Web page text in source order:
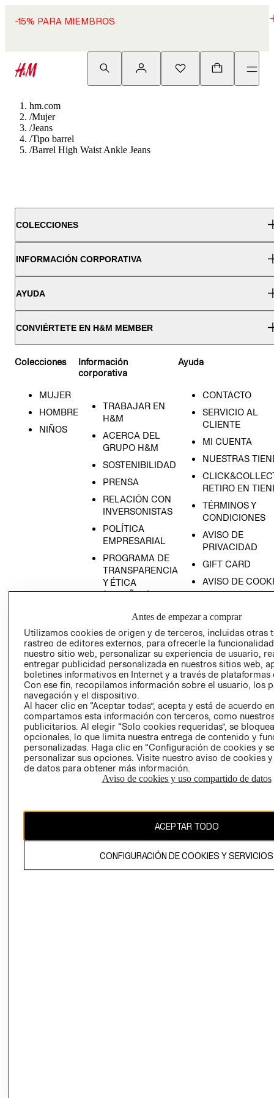
-15% PARA MIEMBROS
hm.com
/Mujer
/Jeans
/Tipo barrel
/Barrel High Waist Ankle Jeans
COLECCIONES
INFORMACIÓN CORPORATIVA
AYUDA
CONVIÉRTETE EN H&M MEMBER
Colecciones
MUJER
HOMBRE
NIÑOS
Información
corporativa
TRABAJAR EN
H&M
ACERCA DEL
GRUPO H&M
SOSTENIBILIDAD
PRENSA
RELACIÓN CON
INVERSONISTAS
POLÍTICA
EMPRESARIAL
PROGRAMA DE
TRANSPARENCIA
Y ÉTICA
(ESPAÑOL)
PROGRAMA DE
Y ÉTICA (INGLÉS)
Ayuda
CONTACTO
SERVICIO AL
CLIENTE
MI CUENTA
NUESTRAS
RETIRO EN
TÉRMINOS Y
CONDICIONES
AVISO DE
PRIVACIDAD
GIFT CARD
AVISO DE
COMERCIO - SIC
PETICIONES
QUEJAS Y
RECLAMOS
Colombia ($)
CAMBIAR REGIÓN
El contenido de esta página web está protegido por copyright y es
Antes de empezar a comprar
Utilizamos cookies de origen y de terceros, incluidas otras
rastreo de editores externos, para ofrecerle la
nuestro sitio web, personalizar su experiencia de usuario,
entregar publicidad personalizada en nuestros sitios web,
boletines informativos en Internet y a través de plataformas
Con ese fin, recopilamos información sobre el usuario, los
navegación y el dispositivo.
Al hacer clic en “Aceptar todas”, acepta y está de acuerdo
compartamos esta información con terceros, como
publicitarios. Al elegir “Solo cookies requeridas”, se
opcionales, lo que limita nuestra entrega de contenido y
personalizadas. Haga clic en “Configuración de cookies y
personalizar sus opciones. Visite nuestro aviso de cookies
de datos para obtener más información.
Aviso de cookies y uso compartido de datos
ACEPTAR TODO
CONFIGURACIÓN DE COOKIES Y SERVICIOS